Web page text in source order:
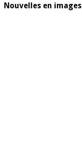
Nouvelles en images